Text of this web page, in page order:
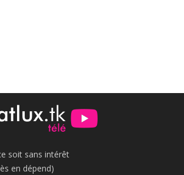
soit sans intérêt
en dépend)